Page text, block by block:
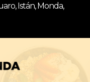
Istán, Monda,